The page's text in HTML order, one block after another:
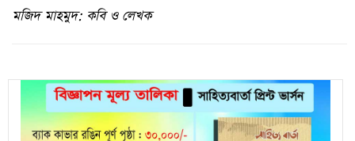
মজিদ মাহমুদ: কবি ও লেখক